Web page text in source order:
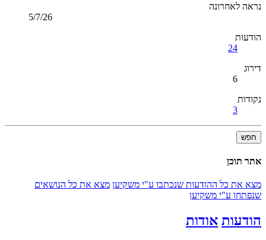
נראה לאחרונה
5/7/26
הודעות
24
דירוג
6
נקודות
3
חפש
אתר תוכן
מצא את כל ההודעות שנכתבו ע"י משקיען מצא את כל הנושאים
שנפתחו ע"י משקיען
הודעות אודות